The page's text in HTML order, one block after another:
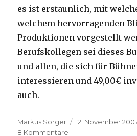
es ist erstaunlich, mit
welchem hervorragenden
Produktionen vorgestellt
Berufskollegen sei dieses
und allen, die sich für
interessieren und 49,00€
auch.
Autor
Markus Sorger
Veröffentlicht
12. November
8 Kommentare